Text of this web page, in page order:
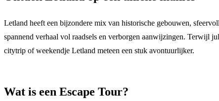
Letland heeft een bijzondere mix van historische gebouwen,
spannend verhaal vol raadsels en verborgen aanwijzingen. Terwijl
citytrip of weekendje Letland meteen een stuk avontuurlijker.
Wat is een Escape Tour?